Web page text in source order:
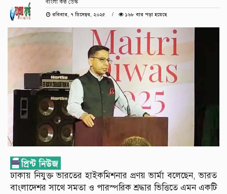
বাংলা কণ্ঠ ডেস্ক
রবিবার, ৭ ডিসেম্বর, ২০২৫
১৬৮ বার পড়া হয়েছে
ঢাকায় নিযুক্ত ভারতের হাইকমিশনার প্রণয় ভার্মা বলেছেন, ভারত
বাংলাদেশর সাথে সমতা ও পারস্পরিক শ্রদ্ধার ভিত্তিতে এমন একটি